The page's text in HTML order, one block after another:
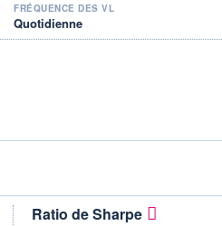
FRÉQUENCE DES VL
Quotidienne
Ratio de Sharpe